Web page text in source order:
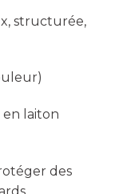
structurée,
laiton
des